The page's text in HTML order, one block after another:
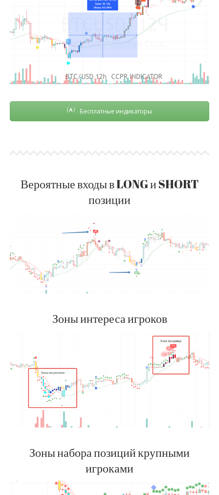
Бесплатные индикаторы
Вероятные входы в LONG и SHORT
позиции
Зоны интереса игроков
Зоны набора позиций крупными
игроками